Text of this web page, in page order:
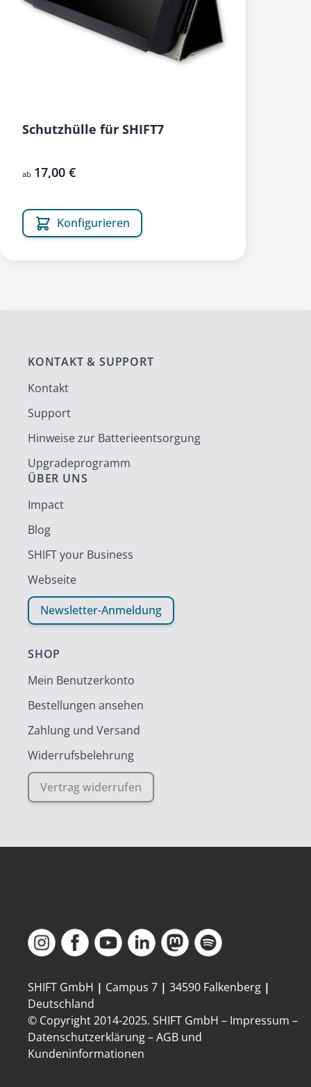
Schutzhülle für SHIFT7
ab 17,00 €
Konfigurieren
KONTAKT & SUPPORT
Kontakt
Support
Hinweise zur Batterieentsorgung
Upgradeprogramm
ÜBER UNS
Impact
Blog
SHIFT your Business
Webseite
Newsletter-Anmeldung
SHOP
Mein Benutzerkonto
Bestellungen ansehen
Zahlung und Versand
Widerrufsbelehrung
Vertrag widerrufen
SHIFT GmbH | Campus 7 | 34590 Falkenberg |
Deutschland
© Copyright 2014-2025. SHIFT GmbH – Impressum –
Datenschutzerklärung–AGB und
Kundeninformationen